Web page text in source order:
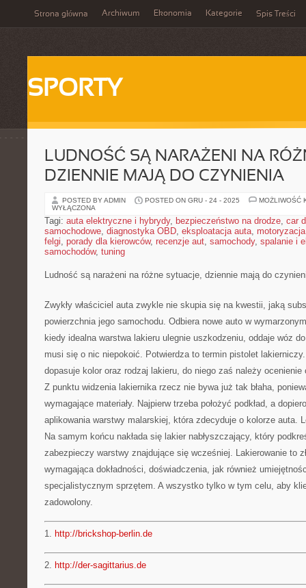
Strona główna Archiwum Ekonomia Kategorie Spis Treści
SPORTY
LUDNOŚĆ SĄ NARAŻENI NA
DZIENNIE MAJĄ DO CZYNIENIA
POSTED BY ADMIN POSTED ON GRU - 24 - 2025
MOŻLIWOŚĆ
WYŁĄCZONA
Tagi: auta elektryczne i hybrydy, bezpieczeństwo na drodze, car
samochodowe, diagnostyka OBD, eksploatacja auta, motoryzacja
felgi, porady dla kierowców, recenzje aut, samochody, spalanie i
samochodów, tuning
Ludność są narażeni na różne sytuacje, dziennie mają do
Zwykły właściciel auta zwykle nie skupia się na kwestii, jaką
powierzchnia jego samochodu. Odbiera nowe auto w
kiedy idealna warstwa lakieru ulegnie uszkodzeniu, oddaje wóz
musi się o nic niepokoić. Potwierdza to termin pistolet
dopasuje kolor oraz rodzaj lakieru, do niego zaś należy ocenienie
Z punktu widzenia lakiernika rzecz nie bywa już tak błaha,
wymagające materiały. Najpierw trzeba położyć podkład, a
aplikowania warstwy malarskiej, która zdecyduje o kolorze auta.
Na samym końcu nakłada się lakier nabłyszczający, który
zabezpieczy warstwy znajdujące się wcześniej. Lakierowanie to
wymagająca dokładności, doświadczenia, jak również
specjalistycznym sprzętem. A wszystko tylko w tym celu, aby
zadowolony.
1. http://brickshop-berlin.de
2. http://der-sagittarius.de